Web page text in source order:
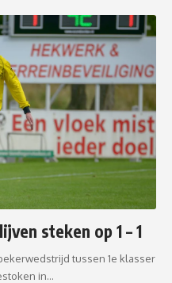
steken op 1 – 1
tussen 1e klasser
in…